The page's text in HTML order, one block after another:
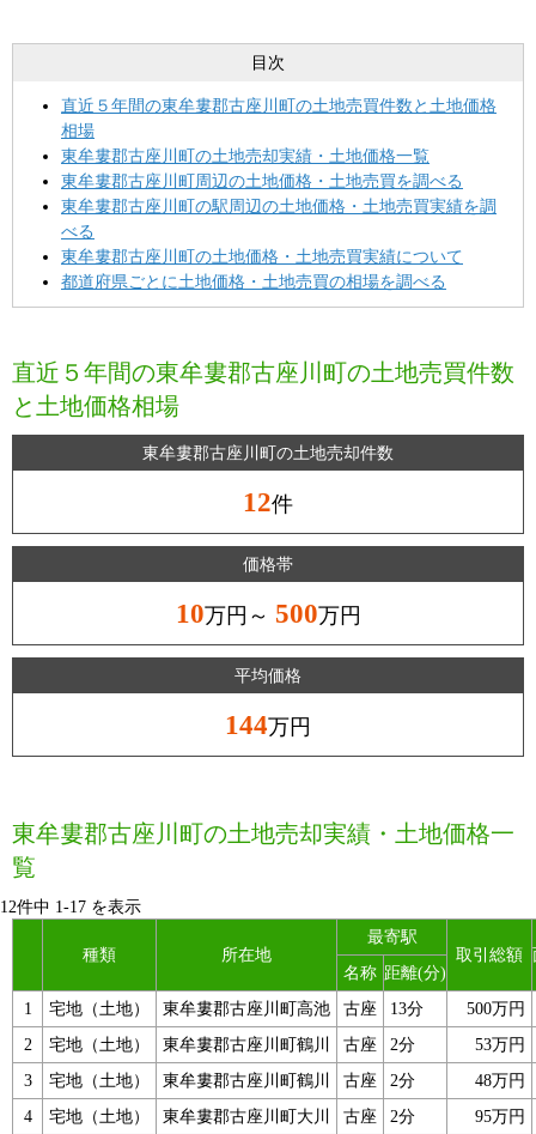
目次
直近５年間の東牟婁郡古座川町の土地売買件数と土地価格
相場
東牟婁郡古座川町の土地売却実績・土地価格一覧
東牟婁郡古座川町周辺の土地価格・土地売買を調べる
東牟婁郡古座川町の駅周辺の土地価格・土地売買実績を調
べる
東牟婁郡古座川町の土地価格・土地売買実績について
都道府県ごとに土地価格・土地売買の相場を調べる
直近５年間の東牟婁郡古座川町の土地売買件数
と土地価格相場
東牟婁郡古座川町の土地売却件数
12件
価格帯
10万円～ 500万円
平均価格
144万円
東牟婁郡古座川町の土地売却実績・土地価格一
覧
12件中 1-17 を表示
種類 所在地
最寄駅
取引総額
名称 距離(分)
1
宅地（土地） 東牟婁郡古座川町高池 古座 13分
500万円
2
宅地（土地） 東牟婁郡古座川町鶴川 古座 2分
53万円
3
宅地（土地） 東牟婁郡古座川町鶴川 古座 2分
48万円
4
宅地（土地） 東牟婁郡古座川町大川 古座 2分
95万円